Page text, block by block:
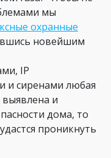
мы
охранные
новейшим
IP
и сиренами любая
и
дома, то
проникнуть